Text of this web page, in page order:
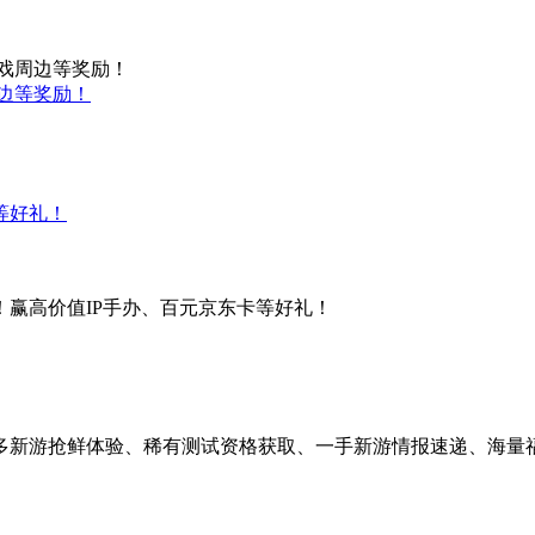
周边等奖励！
等奖励！
礼！
高价值IP手办、百元京东卡等好礼！
游抢鲜体验、稀有测试资格获取、一手新游情报速递、海量